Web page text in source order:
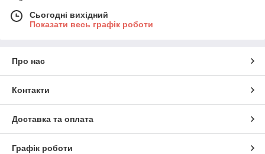
ЯКІ ЗАВДАННЯ ВИРІШУЄ
Сьогодні вихідний
Показати весь графік роботи
Про нас
Контакти
Доставка та оплата
Графік роботи